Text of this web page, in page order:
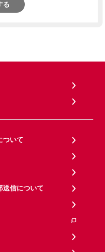
る
ついて
送信について